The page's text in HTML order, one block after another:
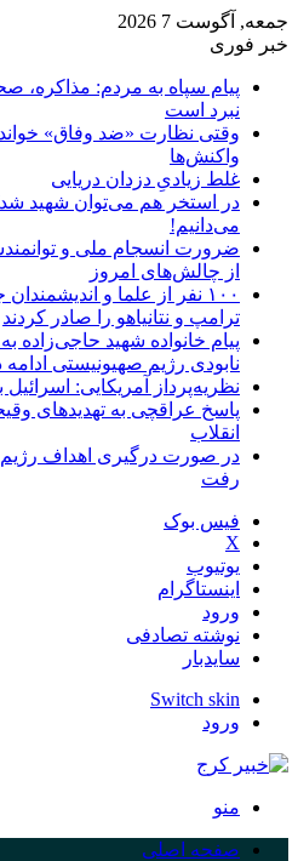
جمعه, آگوست 7 2026
خبر فوری
پیام سپاه به مردم: مذاکره،
نبرد است
وقتی نظارت «ضد وفاق»
واکنش‌ها
غلط زیادیِ دزدان دریایی
در استخر هم می‌توان شهید
می‌دانیم!
ضرورت انسجام ملی و
از چالش‌های امروز
۱۰۰ نفر از علما و
ترامپ و نتانیاهو را صادر کردند
پیام خانواده شهید حاجی‌زاده
نابودی رژیم صهیونیستی ادامه
نظریه‌پرداز آمریکایی:
پاسخ عراقچی به تهدیدهای
انقلاب
در صورت درگیری اهداف رژیم
رفت
فیس بوک
X
یوتیوب
اینستاگرام
ورود
نوشته تصادفی
سایدبار
Switch skin
ورود
منو
صفحه اصلی